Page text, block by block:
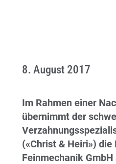
8. August 2017
Im Rahmen einer
übernimmt der
(«Christ & Heiri») die
Feinmechanik GmbH